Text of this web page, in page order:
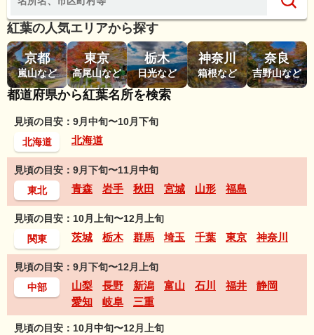
紅葉の人気エリアから探す
京都
嵐山など
東京
高尾山など
栃木
日光など
神奈川
箱根など
奈良
吉野山など
都道府県から紅葉名所を検索
見頃の目安：9月中旬〜10月下旬
北海道
北海道
見頃の目安：9月下旬〜11月中旬
東北
青森 岩手 秋田 宮城 山形 福島
見頃の目安：10月上旬〜12月上旬
関東
茨城 栃木 群馬 埼玉 千葉 東京 神奈川
見頃の目安：9月下旬〜12月上旬
中部
山梨 長野 新潟 富山 石川 福井
静岡
愛知
岐阜 三重
見頃の目安：10月中旬〜12月上旬